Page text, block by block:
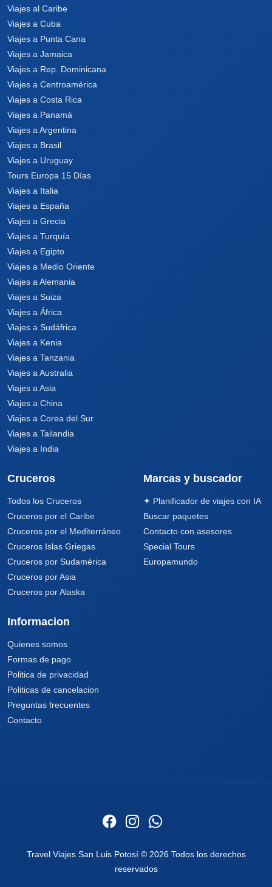
Viajes al Caribe
Viajes a Cuba
Viajes a Punta Cana
Viajes a Jamaica
Viajes a Rep. Dominicana
Viajes a Centroamérica
Viajes a Costa Rica
Viajes a Panamá
Viajes a Argentina
Viajes a Brasil
Viajes a Uruguay
Tours Europa 15 Días
Viajes a Italia
Viajes a España
Viajes a Grecia
Viajes a Turquía
Viajes a Egipto
Viajes a Medio Oriente
Viajes a Alemania
Viajes a Suiza
Viajes a África
Viajes a Sudáfrica
Viajes a Kenia
Viajes a Tanzania
Viajes a Australia
Viajes a Asia
Viajes a China
Viajes a Corea del Sur
Viajes a Tailandia
Viajes a India
Cruceros
Todos los Cruceros
Cruceros por el Caribe
Cruceros por el Mediterráneo
Cruceros Islas Griegas
Cruceros por Sudamérica
Cruceros por Asia
Cruceros por Alaska
Marcas y buscador
✦ Planificador de viajes con IA
Buscar paquetes
Contacto con asesores
Special Tours
Europamundo
Informacion
Quienes somos
Formas de pago
Politica de privacidad
Politicas de cancelacion
Preguntas frecuentes
Contacto
Travel Viajes San Luis Potosí © 2026 Todos los derechos
reservados